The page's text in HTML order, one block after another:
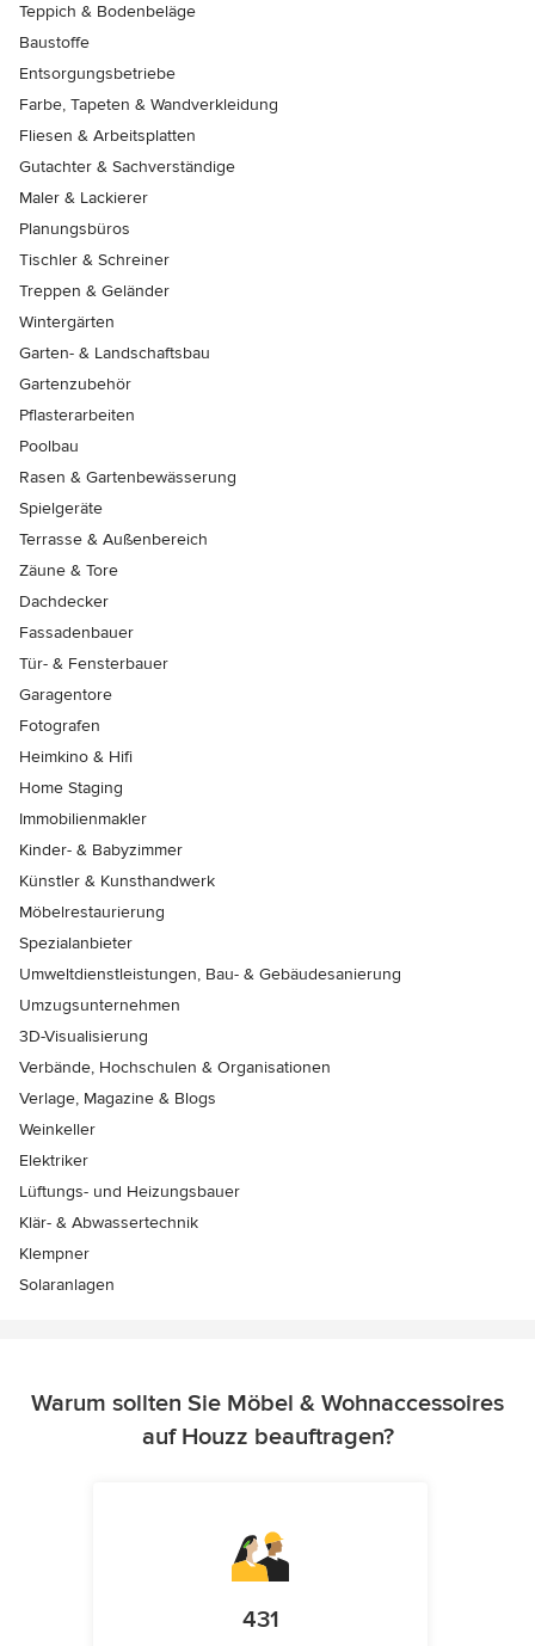
Teppich & Bodenbeläge
Baustoffe
Entsorgungsbetriebe
Farbe, Tapeten & Wandverkleidung
Fliesen & Arbeitsplatten
Gutachter & Sachverständige
Maler & Lackierer
Planungsbüros
Tischler & Schreiner
Treppen & Geländer
Wintergärten
Garten- & Landschaftsbau
Gartenzubehör
Pflasterarbeiten
Poolbau
Rasen & Gartenbewässerung
Spielgeräte
Terrasse & Außenbereich
Zäune & Tore
Dachdecker
Fassadenbauer
Tür- & Fensterbauer
Garagentore
Fotografen
Heimkino & Hifi
Home Staging
Immobilienmakler
Kinder- & Babyzimmer
Künstler & Kunsthandwerk
Möbelrestaurierung
Spezialanbieter
Umweltdienstleistungen, Bau- & Gebäudesanierung
Umzugsunternehmen
3D-Visualisierung
Verbände, Hochschulen & Organisationen
Verlage, Magazine & Blogs
Weinkeller
Elektriker
Lüftungs- und Heizungsbauer
Klär- & Abwassertechnik
Klempner
Solaranlagen
Warum sollten Sie Möbel & Wohnaccessoires
auf Houzz beauftragen?
431